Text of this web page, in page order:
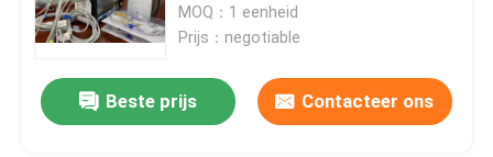
MOQ：1 eenheid
Prijs：negotiable
Beste prijs Contacteer ons